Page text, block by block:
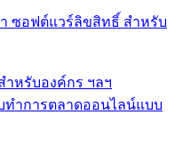
หรับองค์กร ฯลฯ